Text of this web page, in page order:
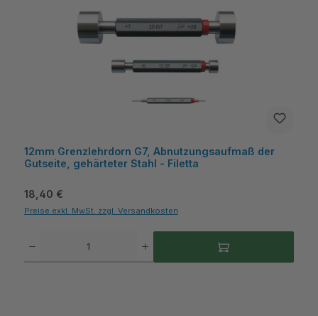
12mm Grenzlehrdorn G7, Abnutzungsaufmaß der
Gutseite, gehärteter Stahl - Filetta
Regulärer Preis:
18,40 €
Preise exkl. MwSt. zzgl. Versandkosten